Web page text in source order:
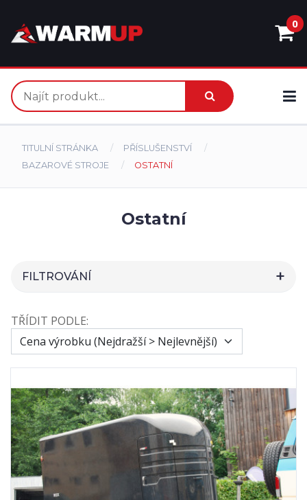
0
TITULNÍ STRÁNKA
PŘÍSLUŠENSTVÍ
BAZAROVÉ STROJE
OSTATNÍ
Ostatní
FILTROVÁNÍ
CENA
VÝROBCI
CFMOTO 1
MOŽNOST PRODEJE NA SPLÁTKY
STAV
STK
TŘÍDIT PODLE: